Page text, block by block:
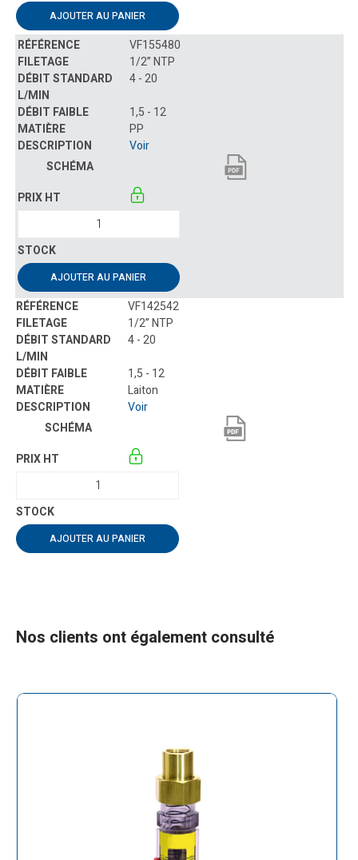
AJOUTER AU PANIER
VF155480
1/2” NTP
4 - 20
1,5 - 12
PP
Voir
AJOUTER AU PANIER
VF142542
1/2” NTP
4 - 20
1,5 - 12
Laiton
Voir
AJOUTER AU PANIER
Nos clients ont également consulté